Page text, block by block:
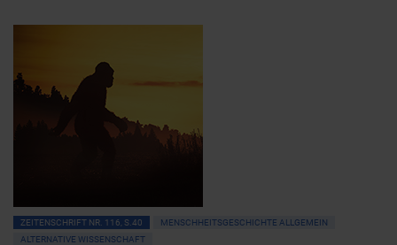
ZEITENSCHRIFT NR. 116, S.40
MENSCHHEITSGESCHICHTE ALLGEMEIN
ALTERNATIVE WISSENSCHAFT